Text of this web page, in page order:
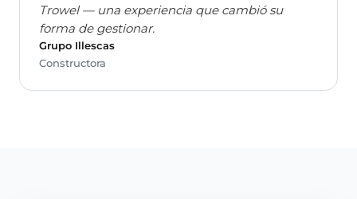
Trowel — una experiencia que cambió su
forma de gestionar.
Grupo Illescas
Constructora